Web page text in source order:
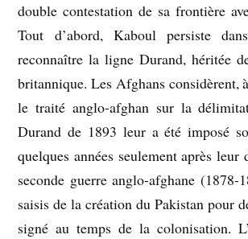
double contestation de sa frontière
Tout d’abord, Kaboul persiste
reconnaître la ligne Durand, héritée
britannique. Les Afghans considèrent,
le traité anglo-afghan sur la
Durand de 1893 leur a été imposé
quelques années seulement après
seconde guerre anglo-afghane (1878-
saisis de la création du Pakistan pour
signé au temps de la colonisation.